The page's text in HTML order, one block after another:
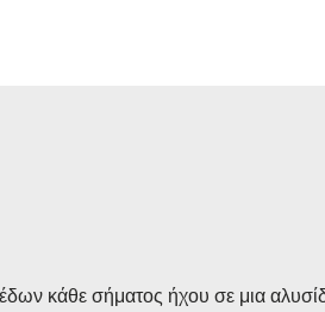
κάθε σήματος ήχου σε μια